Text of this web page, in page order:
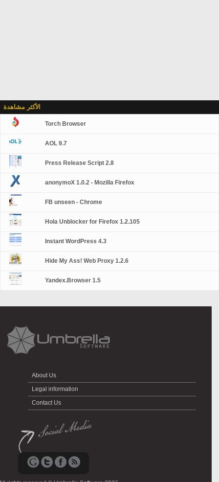
الأكثر مشاهدة
Torch Browser
AOL 9.7
Press Release Script 2.8
anonymoX 1.0.2 - Mozilla Firefox
FB unseen - Chrome
Hola Unblocker for Firefox 1.2.105
Instant WordPress 4.3
Hide My Ass! Web Proxy 1.2.6
Yandex.Browser 1.5
About Us
Legal information
Contact Us